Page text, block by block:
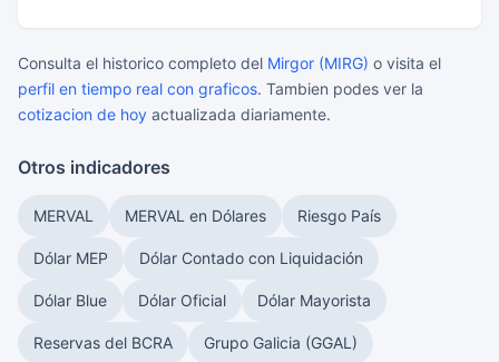
Consulta el historico completo del Mirgor (MIRG) o visita el
perfil en tiempo real con graficos. Tambien podes ver la
cotizacion de hoy actualizada diariamente.
Otros indicadores
MERVAL MERVAL en Dólares Riesgo País
Dólar MEP Dólar Contado con Liquidación
Dólar Blue Dólar Oficial Dólar Mayorista
Reservas del BCRA Grupo Galicia (GGAL)